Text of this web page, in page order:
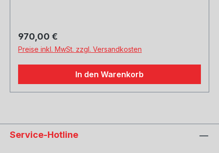
Regulärer Preis:
970,00 €
Preise inkl. MwSt. zzgl. Versandkosten
In den Warenkorb
Service-Hotline